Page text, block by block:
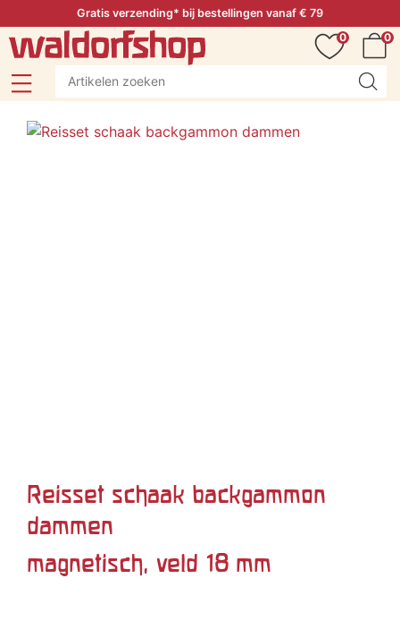
Gratis verzending* bij bestellingen vanaf € 79
0
0
Reisset schaak backgammon
dammen
magnetisch, veld 18 mm